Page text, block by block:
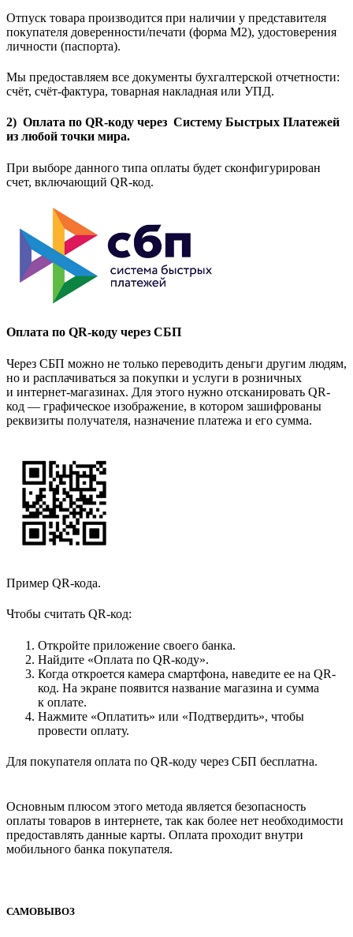
Отпуск товара производится при наличии у представителя
покупателя доверенности/печати (форма M2), удостоверения
личности (паспорта).
Мы предоставляем все документы бухгалтерской отчетности:
счёт, счёт-фактура, товарная накладная или УПД.
2) Оплата по QR-коду через Систему Быстрых Платежей
из любой точки мира.
При выборе данного типа оплаты будет сконфигурирован
счет, включающий QR-код.
Оплата по QR-коду через СБП
Через СБП можно не только переводить деньги другим людям,
но и расплачиваться за покупки и услуги в розничных
и интернет-магазинах. Для этого нужно отсканировать QR-
код — графическое изображение, в котором зашифрованы
реквизиты получателя, назначение платежа и его сумма.
Пример QR-кода.
Чтобы считать QR-код:
Откройте приложение своего банка.
Найдите «Оплата по QR-коду».
Когда откроется камера смартфона, наведите ее на QR-
код. На экране появится название магазина и сумма
к оплате.
Нажмите «Оплатить» или «Подтвердить», чтобы
провести оплату.
Для покупателя оплата по QR-коду через СБП бесплатна.
Основным плюсом этого метода является безопасность
оплаты товаров в интернете, так как более нет необходимости
предоставлять данные карты. Оплата проходит внутри
мобильного банка покупателя.
САМОВЫВОЗ